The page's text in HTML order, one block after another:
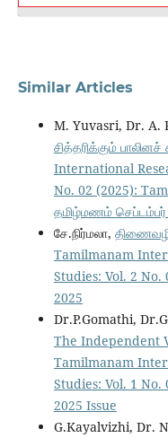
Similar Articles
M. Yuvasri, Dr. A.
சித்தரிக்கும்
International
No. 02 (2025):
தமிழ்மணம் செப்டம்பர்
சே.நிர்மலா,
Tamilmanam
Studies: Vol. 2
2025
Dr.P.Gomathi,
The Independent
Tamilmanam
Studies: Vol. 1
2025 Issue
G.Kayalvizhi, Dr.